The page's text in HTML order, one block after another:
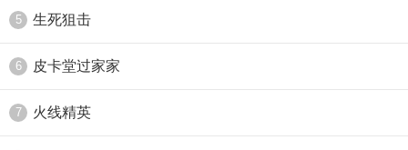
5 生死狙击
6 皮卡堂过家家
7 火线精英